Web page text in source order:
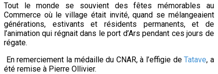
Tout le monde se souvient des fêtes mémorables au
Commerce où le village était invité, quand se mélangeaient
générations, estivants et résidents permanents, et de
l’animation qui régnait dans le port d’Ars pendant ces jours de
régate.
En remerciement la médaille du CNAR, à l’effigie deTatave, a
été remise à Pierre Ollivier.